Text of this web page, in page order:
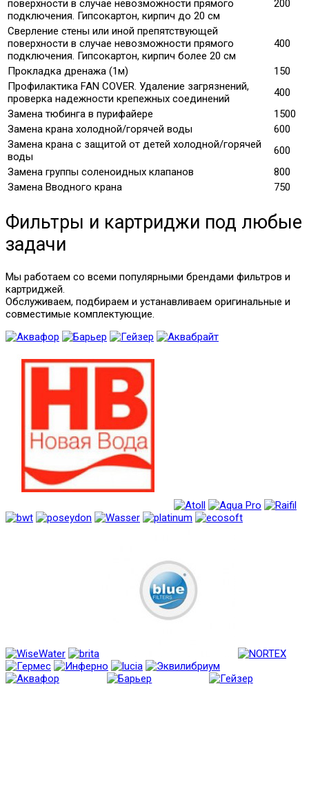
поверхности в случае невозможности прямого
подключения. Гипсокартон, кирпич до 20 см
200
Сверление стены или иной препятствующей
поверхности в случае невозможности прямого
подключения. Гипсокартон, кирпич более 20 см
400
Прокладка дренажа (1м)
150
Профилактика FAN COVER. Удаление загрязнений,
проверка надежности крепежных соединений
400
Замена тюбинга в пурифайере
1500
Замена крана холодной/горячей воды
600
Замена крана с защитой от детей холодной/горячей
воды
600
Замена группы соленоидных клапанов
800
Замена Вводного крана
750
Фильтры и картриджи под любые
задачи
Мы работаем со всеми популярными брендами фильтров и
картриджей.
Обслуживаем, подбираем и устанавливаем оригинальные и
совместимые комплектующие.